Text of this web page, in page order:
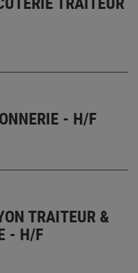
- H/F
TRAITEUR &
- H/F